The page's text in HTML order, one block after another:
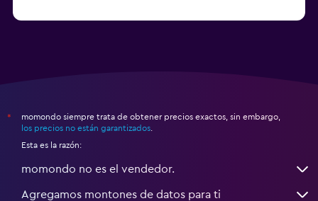
*
momondo siempre trata de obtener precios exactos, sin embargo,
los precios no están garantizados
Esta es la razón:
momondo no es el vendedor.
Agregamos montones de datos para ti